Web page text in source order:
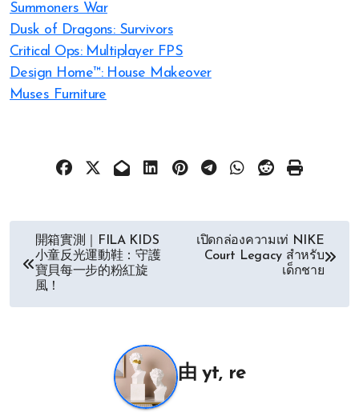
Summoners War
Dusk of Dragons: Survivors
Critical Ops: Multiplayer FPS
Design Home™: House Makeover
Muses Furniture
章
导
開箱實測｜FILA KIDS
小童反光運動鞋：守護
寶貝每一步的粉紅旋
風！
เปิดกล่องความเท่ NIKE
Court Legacy สำหรับ
เด็กชาย
由yt, re